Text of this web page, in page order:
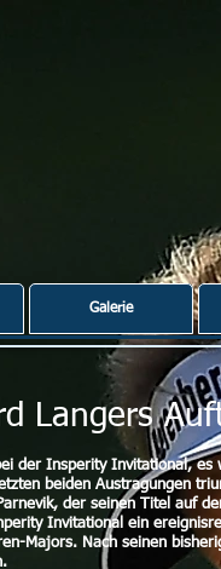
Galerie
Langers
der Insperity Invitational,
beiden Austragungen
der seinen Titel auf
Invitational ein
Majors. Nach seinen